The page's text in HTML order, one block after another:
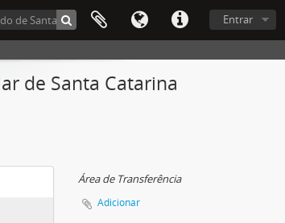
Entrar
de Santa Catarina
Área de Transferência
Adicionar